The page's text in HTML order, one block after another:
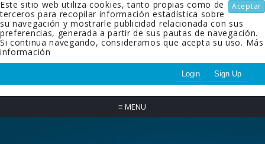
Aceptar
Este sitio web utiliza cookies, tanto propias como de
terceros para recopilar información estadística sobre
su navegación y mostrarle publicidad relacionada con sus
preferencias, generada a partir de sus pautas de navegación.
Si continua navegando, consideramos que acepta su uso. Más
información
Login Sign Up
≡ MENU